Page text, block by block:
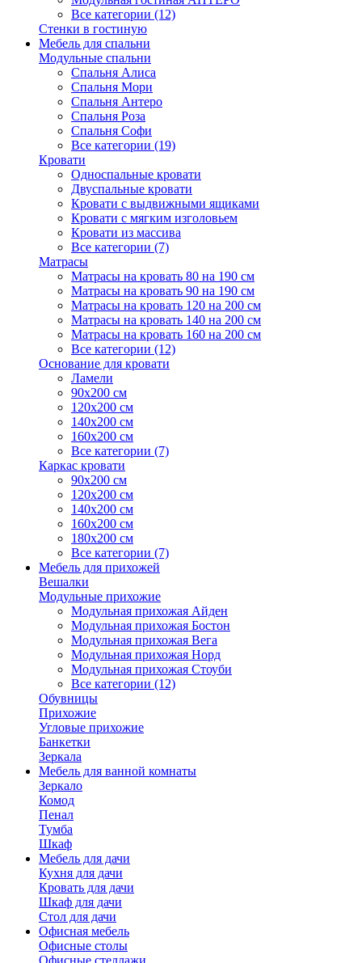
Все категории (12)
Стенки в гостиную
Мебель для спальни
Модульные спальни
Спальня Алиса
Спальня Мори
Спальня Антеро
Спальня Роза
Спальня Софи
Все категории (19)
Кровати
Односпальные кровати
Двуспальные кровати
Кровати с выдвижными ящиками
Кровати с мягким изголовьем
Кровати из массива
Все категории (7)
Матрасы
Матрасы на кровать 80 на 190 см
Матрасы на кровать 90 на 190 см
Матрасы на кровать 120 на 200 см
Матрасы на кровать 140 на 200 см
Матрасы на кровать 160 на 200 см
Все категории (12)
Основание для кровати
Ламели
90х200 см
120х200 см
140х200 см
160х200 см
Все категории (7)
Каркас кровати
90х200 см
120х200 см
140х200 см
160х200 см
180х200 см
Все категории (7)
Мебель для прихожей
Вешалки
Модульные прихожие
Модульная прихожая Айден
Модульная прихожая Бостон
Модульная прихожая Вега
Модульная прихожая Норд
Модульная прихожая Стоуби
Все категории (12)
Обувницы
Прихожие
Угловые прихожие
Банкетки
Зеркала
Мебель для ванной комнаты
Зеркало
Комод
Пенал
Тумба
Шкаф
Мебель для дачи
Кухня для дачи
Кровать для дачи
Шкаф для дачи
Стол для дачи
Офисная мебель
Офисные столы
Офисные стеллажи